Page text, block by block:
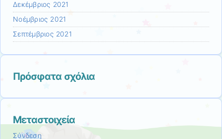
Δεκέμβριος 2021
Νοέμβριος 2021
Σεπτέμβριος 2021
Πρόσφατα σχόλια
Μεταστοιχεία
Σύνδεση